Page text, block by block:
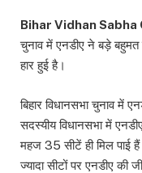
Bihar Vidhan
चुनाव में एनडीए ने बड़े बहुमत
हार हुई है।
बिहार विधानसभा चुनाव में
सदस्यीय विधानसभा में
महज 35 सीटें ही मिल पाई
ज्यादा सीटों पर एनडीए